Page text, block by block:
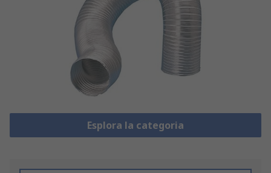
Esplora la categoria